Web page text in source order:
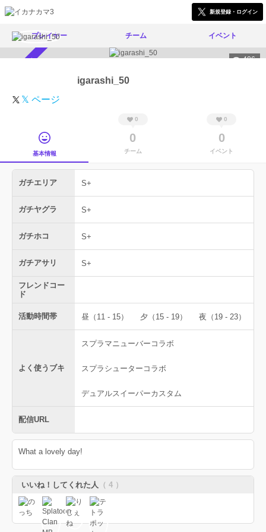
新規登録・ログイン
プレイヤー チーム イベント
406
igarashi_50
𝕏 ページ
基本情報
0
0
チーム
0
0
イベント
ガチエリア S+
ガチヤグラ S+
ガチホコ S+
ガチアサリ S+
フレンドコー
ド
活動時間帯 昼（11 - 15） 夕（15 - 19） 夜（19 - 23）
よく使うブキ
スプラマニューバーコラボ
スプラシューターコラボ
デュアルスイーパーカスタム
配信URL
What a lovely day!
いいね！してくれた人 （ 4 ）